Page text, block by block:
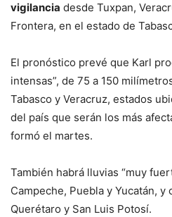
vigilancia desde Tuxpan,
Frontera, en el estado de
El pronóstico prevé que Karl
intensas”, de 75 a 150
Tabasco y Veracruz, estados
del país que serán los más
formó el martes.
También habrá lluvias “muy
Campeche, Puebla y Yucatán, y
Querétaro y San Luis Potosí.